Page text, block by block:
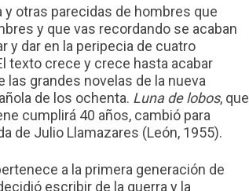
y otras parecidas de hombres que
y que vas recordando se acaban
y dar en la peripecia de cuatro
texto crece y crece hasta acabar
las grandes novelas de la nueva
de los ochenta. Luna de lobos, que
cumplirá 40 años, cambió para
de Julio Llamazares (León, 1955).
a la primera generación de
escribir de la guerra y la